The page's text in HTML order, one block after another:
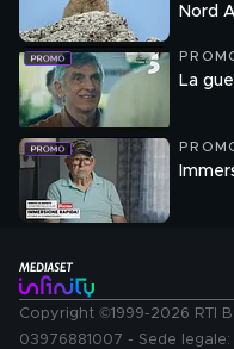
Nord
La
Copyright ©1999-2026 RTI
03976881007 - Sede